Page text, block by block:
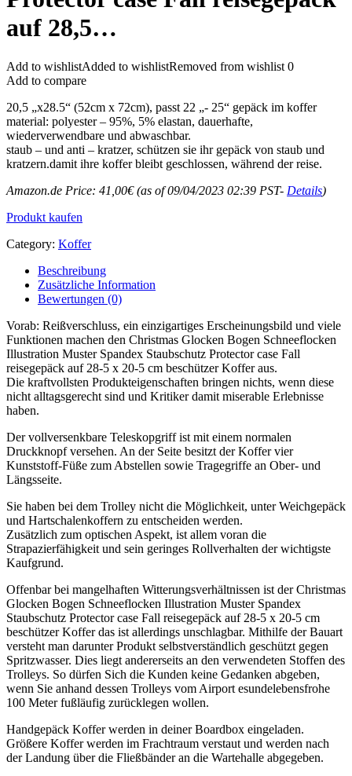
auf 28,5…
Add to wishlistAdded to wishlistRemoved from wishlist 0
Add to compare
20,5 „x28.5“ (52cm x 72cm), passt 22 „- 25“ gepäck im koffer
material: polyester – 95%, 5% elastan, dauerhafte,
wiederverwendbare und abwaschbar.
staub – und anti – kratzer, schützen sie ihr gepäck von staub und
kratzern.damit ihre koffer bleibt geschlossen, während der reise.
Amazon.de Price: 41,00€(as of 09/04/2023 02:39 PST- Details)
Produkt kaufen
Category: Koffer
Beschreibung
Zusätzliche Information
Bewertungen (0)
Vorab: Reißverschluss, ein einzigartiges Erscheinungsbild und viele
Funktionen machen den Christmas Glocken Bogen Schneeflocken
Illustration Muster Spandex Staubschutz Protector case Fall
reisegepäck auf 28-5 x 20-5 cm beschützer Koffer aus.
Die kraftvollsten Produkteigenschaften bringen nichts, wenn diese
nicht alltagsgerecht sind und Kritiker damit miserable Erlebnisse
haben.
Der vollversenkbare Teleskopgriff ist mit einem normalen
Druckknopf versehen. An der Seite besitzt der Koffer vier
Kunststoff-Füße zum Abstellen sowie Tragegriffe an Ober- und
Längsseite.
Sie haben bei dem Trolley nicht die Möglichkeit, unter Weichgepäck
und Hartschalenkoffern zu entscheiden werden.
Zusätzlich zum optischen Aspekt, ist allem voran die
Strapazierfähigkeit und sein geringes Rollverhalten der wichtigste
Kaufgrund.
Offenbar bei mangelhaften Witterungsverhältnissen ist der Christmas
Glocken Bogen Schneeflocken Illustration Muster Spandex
Staubschutz Protector case Fall reisegepäck auf 28-5 x 20-5 cm
beschützer Koffer das ist allerdings unschlagbar. Mithilfe der Bauart
versteht man darunter Produkt selbstverständlich geschützt gegen
Spritzwasser. Dies liegt andererseits an den verwendeten Stoffen des
Trolleys. So dürfen Sich die Kunden keine Gedanken abgeben,
wenn Sie anhand dessen Trolleys vom Airport esundelebensfrohe
100 Meter fußläufig zurücklegen wollen.
Handgepäck Koffer werden in deiner Boardbox eingeladen.
Größere Koffer werden im Frachtraum verstaut und werden nach
der Landung über die Fließbänder an die Wartehalle abgegeben.